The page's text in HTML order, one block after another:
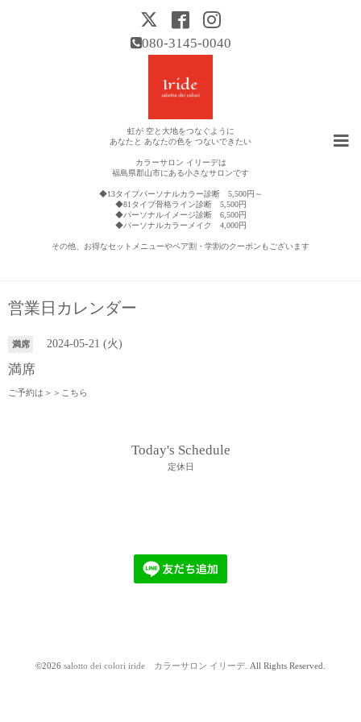
080-3145-0040
虹が 空と大地をつなぐように
あなたと あなたの色を つないできたい
カラーサロン イリーデは
福島県郡山市にある小さなサロンです
◆13タイプパーソナルカラー診断 5,500円～
◆81タイプ骨格ライン診断 5,500円
◆パーソナルイメージ診断 6,500円
◆パーソナルカラーメイク 4,000円
その他、お得なセットメニューやペア割・学割のクーポンもございます
営業日カレンダー
満席 2024-05-21 (火)
満席
ご予約は＞＞ こちら
Today's Schedule
定休日
©2026 salotto dei colori iride カラーサロン イリーデ. All Rights Reserved.